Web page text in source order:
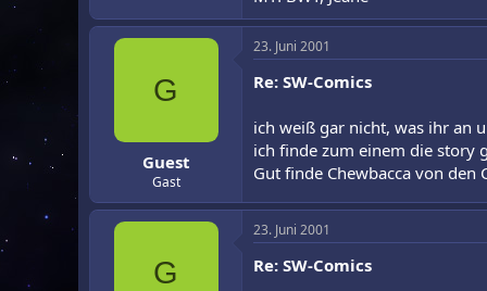
G
Guest
Gast
23. Juni 2001
Re: SW-Comics
ich weiß gar nicht, was ihr an
ich finde zum einem die story
Gut finde Chewbacca von
G
23. Juni 2001
Re: SW-Comics